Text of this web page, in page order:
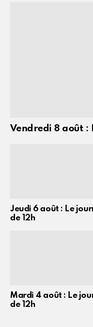
Vendredi 8 août :
Jeudi 6 août : Le
de 12h
Mardi 4 août : Le
de 12h